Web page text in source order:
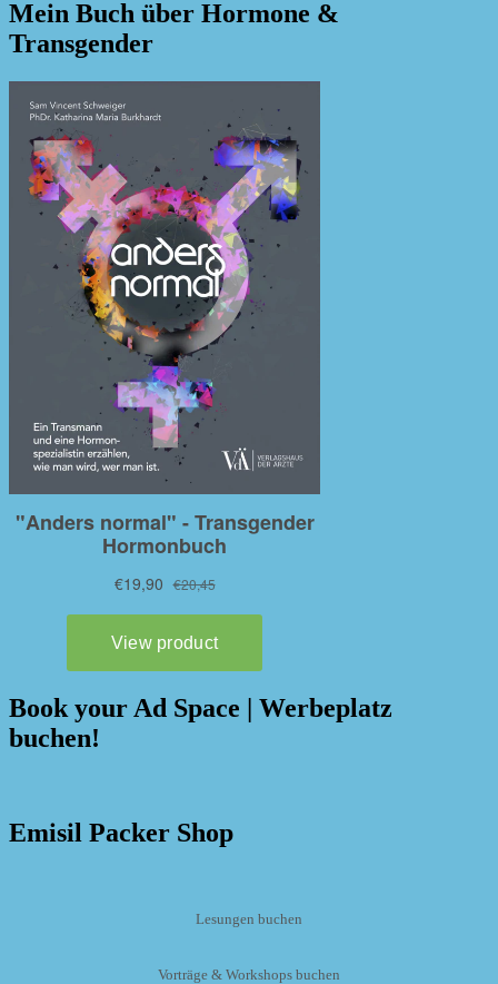
Mein Buch über Hormone &
Transgender
Book your Ad Space | Werbeplatz
buchen!
Emisil Packer Shop
Lesungen buchen
Vorträge & Workshops buchen